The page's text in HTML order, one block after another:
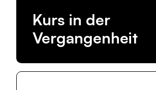
Kurs in der
Vergangenheit